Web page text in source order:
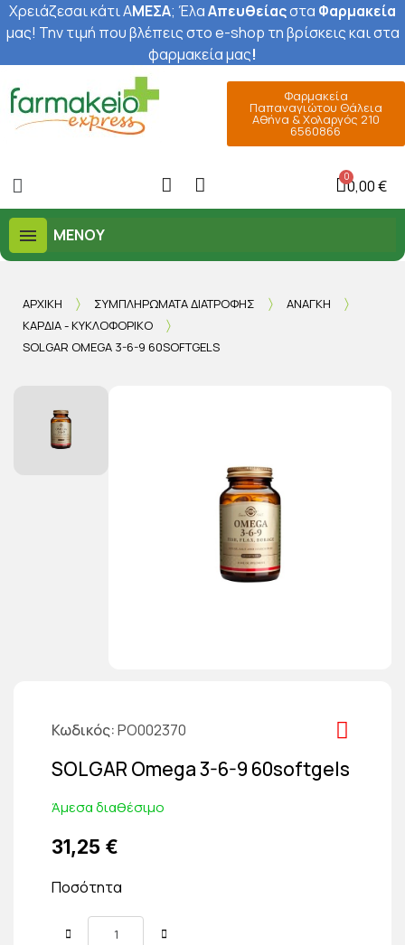
Χρειάζεσαι κάτι ΑΜΕΣΑ; ΈλαΑπευθείαςστα Φαρμακεία
μας! Την τιμή που βλέπεις στο e-shop τη βρίσκεις και στα
φαρμακεία μας!
Φαρμακεία
Παπαναγιώτου Θάλεια
Αθήνα & Χολαργός 210
6560866
0,00 €
ΜΕΝΟΎ
ΑΡΧΙΚΉ ΣΥΜΠΛΗΡΏΜΑΤΑ ΔΙΑΤΡΟΦΉΣ
ΑΝΆΓΚΗ
ΚΑΡΔΙΆ - ΚΥΚΛΟΦΟΡΙΚΌ
SOLGAR OMEGA 3-6-9 60SOFTGELS
Κωδικός PO002370
SOLGAR Omega 3-6-9 60softgels
Άμεσα διαθέσιμο
31,25 €
Ποσότητα